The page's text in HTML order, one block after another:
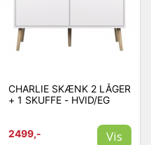
CHARLIE SKÆNK 2 LÅGER
+ 1 SKUFFE - HVID/EG
2499,- Vis